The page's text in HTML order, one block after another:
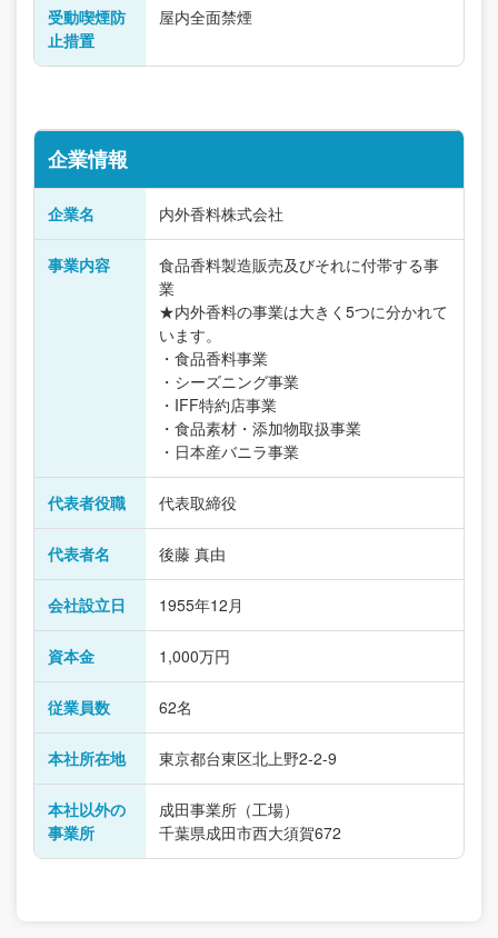
受動喫煙防
止措置
屋内全面禁煙
企業情報
企業名 内外香料株式会社
事業内容
食品香料製造販売及びそれに付帯する事
業
★内外香料の事業は大きく5つに分かれて
います。
・食品香料事業
・シーズニング事業
・IFF特約店事業
・食品素材・添加物取扱事業
・日本産バニラ事業
代表者役職 代表取締役
代表者名 後藤 真由
会社設立日 1955年12月
資本金 1,000万円
従業員数 62名
本社所在地 東京都台東区北上野2-2-9
本社以外の
事業所
成田事業所（工場）
千葉県成田市西大須賀672